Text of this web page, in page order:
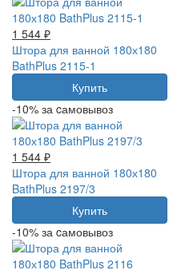
1 544 ₽
Штора для ванной 180х180
BathPlus 2115-1
Купить
-10% за cамовывоз
1 544 ₽
Штора для ванной 180х180
BathPlus 2197/3
Купить
-10% за cамовывоз